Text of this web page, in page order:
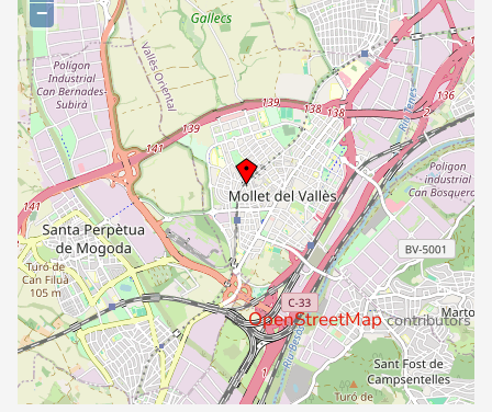
−
©OpenStreetMapcontributors